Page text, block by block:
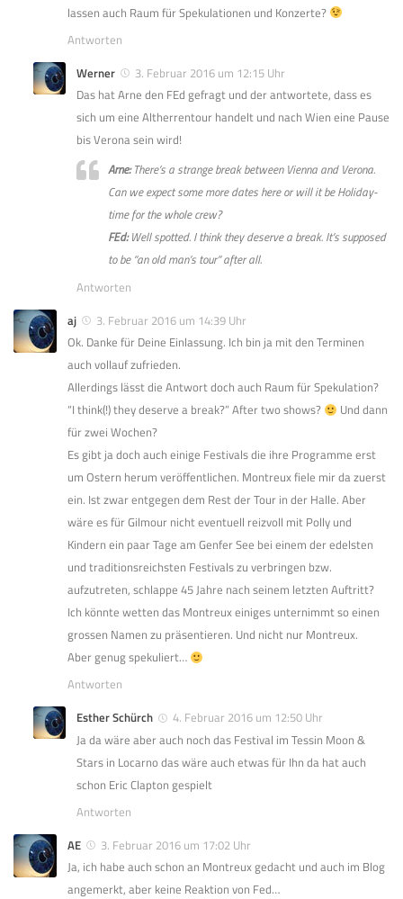
lassen auch Raum für Spekulationen und Konzerte?
Antworten
Werner
3. Februar 2016 um 12:15 Uhr
Das hat Arne den FEd gefragt und der antwortete, dass es
sich um eine Altherrentour handelt und nach Wien eine Pause
bis Verona sein wird!
Arne:There’s a strange break between Vienna and Verona.
Can we expect some more dates here or will it be Holiday-
time for the whole crew?
FEd:Well spotted. I think they deserve a break. It’s supposed
to be “an old man’s tour” after all.
Antworten
aj
3. Februar 2016 um 14:39 Uhr
Ok. Danke für Deine Einlassung. Ich bin ja mit den Terminen
auch vollauf zufrieden.
Allerdings lässt die Antwort doch auch Raum für Spekulation?
“I think(!) they deserve a break?” After two shows?
Und dann
für zwei Wochen?
Es gibt ja doch auch einige Festivals die ihre Programme erst
um Ostern herum veröffentlichen. Montreux fiele mir da zuerst
ein. Ist zwar entgegen dem Rest der Tour in der Halle. Aber
wäre es für Gilmour nicht eventuell reizvoll mit Polly und
Kindern ein paar Tage am Genfer See bei einem der edelsten
und traditionsreichsten Festivals zu verbringen bzw.
aufzutreten, schlappe 45 Jahre nach seinem letzten Auftritt?
Ich könnte wetten das Montreux einiges unternimmt so einen
grossen Namen zu präsentieren. Und nicht nur Montreux.
Aber genug spekuliert…
Antworten
Esther Schürch
4. Februar 2016 um 12:50 Uhr
Ja da wäre aber auch noch das Festival im Tessin Moon &
Stars in Locarno das wäre auch etwas für Ihn da hat auch
schon Eric Clapton gespielt
Antworten
AE
3. Februar 2016 um 17:02 Uhr
Ja, ich habe auch schon an Montreux gedacht und auch im Blog
angemerkt, aber keine Reaktion von Fed…